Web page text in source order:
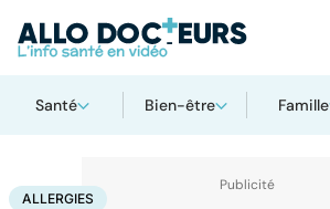
Santé Bien-être Famille
AccueilSanté Maladies
ALLERGIES